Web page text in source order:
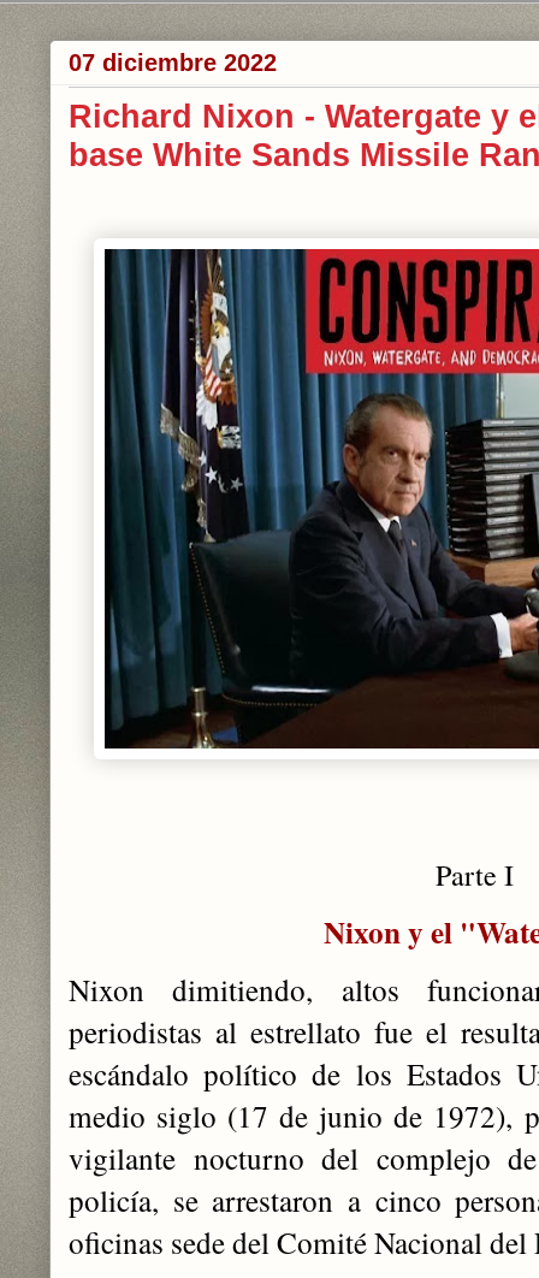
07 diciembre 2022
Richard Nixon - Watergate y
base White Sands Missile
Parte I
Nixon y el
Nixon dimitiendo, altos
periodistas al estrellato fue el
escándalo político de los Estados
medio siglo (17 de junio de 1972),
vigilante nocturno del complejo
policía, se arrestaron a cinco
oficinas sede del Comité Nacional